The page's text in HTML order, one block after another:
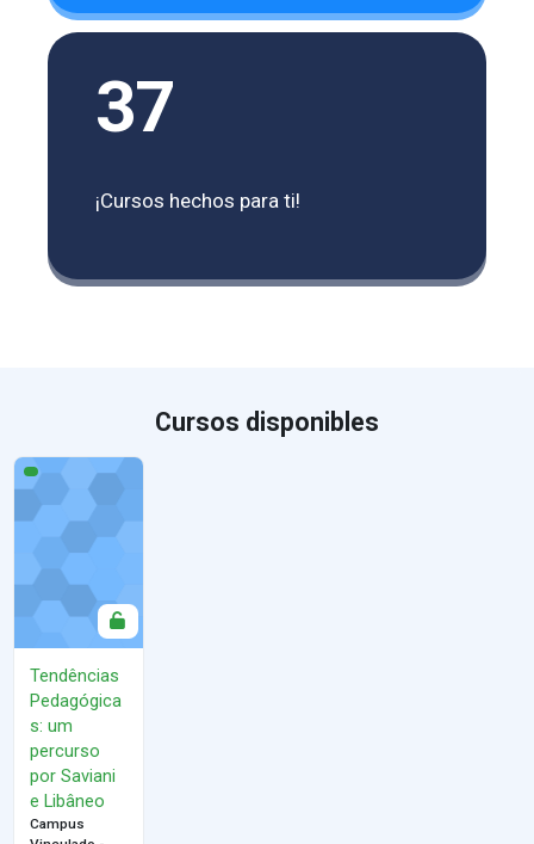
37
¡Cursos hechos para ti!
Cursos disponibles
Tendências Pedagógicas: um percurso por Saviani e Libâneo
Tendências
Pedagógica
s: um
percurso
por Saviani
e Libâneo
Campus